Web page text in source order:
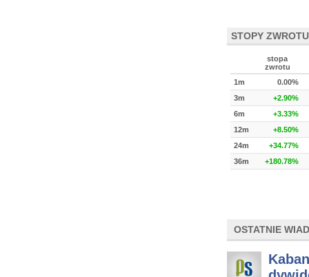
STOPY ZWROTU
stopa
zwrotu
1m
0.00%
3m
+2.90%
6m
+3.33%
12m
+8.50%
24m
+34.77%
36m
+180.78%
OSTATNIE